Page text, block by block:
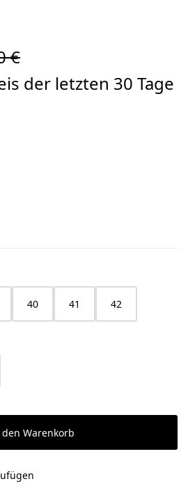
Preis:
€
der letzten 30 Tage
40 41 42
Gib den gewünschten
Warenkorb